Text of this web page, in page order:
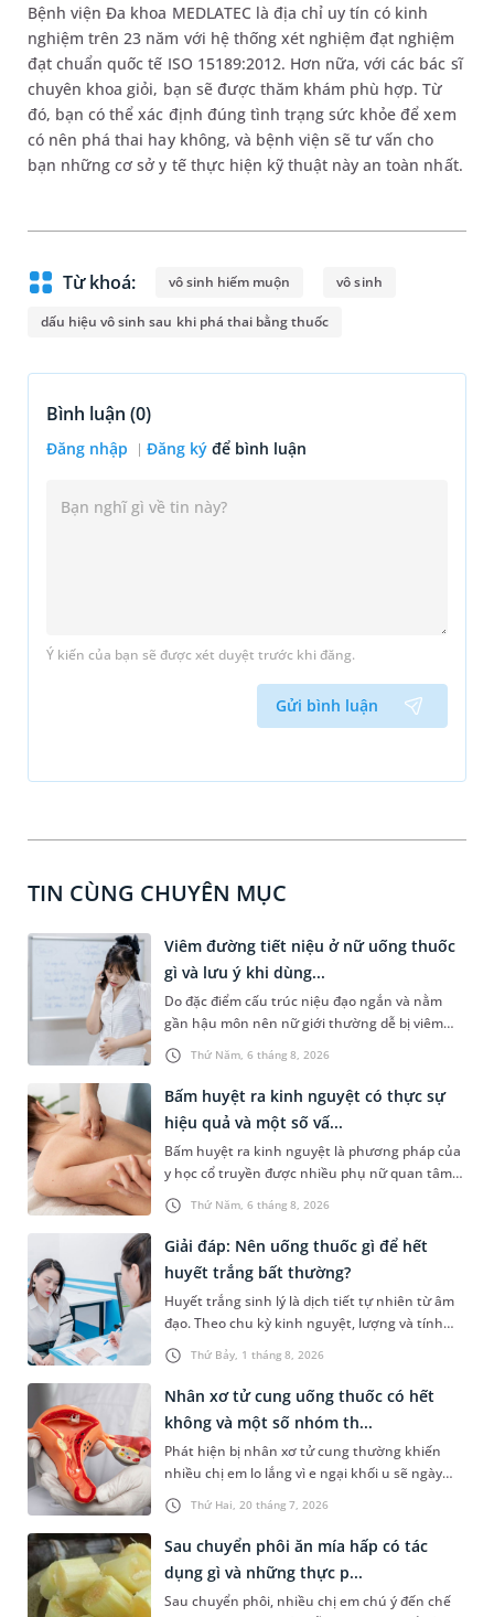
Bệnh viện Đa khoa MEDLATEC là địa chỉ uy tín có kinh
nghiệm trên 23 năm với hệ thống xét nghiệm đạt nghiệm
đạt chuẩn quốc tế ISO 15189:2012. Hơn nữa, với các bác sĩ
chuyên khoa giỏi, bạn sẽ được thăm khám phù hợp. Từ
đó, bạn có thể xác định đúng tình trạng sức khỏe để xem
có nên phá thai hay không, và bệnh viện sẽ tư vấn cho
bạn những cơ sở y tế thực hiện kỹ thuật này an toàn nhất.
Từ khoá: vô sinh hiếm muộn vô sinh
dấu hiệu vô sinh sau khi phá thai bằng thuốc
Bình luận (0)
Đăng nhập Đăng ký để bình luận
Ý kiến của bạn sẽ được xét duyệt trước khi đăng.
Gửi bình luận
TIN CÙNG CHUYÊN MỤC
Thứ Năm, 6 tháng 8, 2026
Viêm đường tiết niệu ở nữ uống thuốc
gì và lưu ý khi dùng...
Do đặc điểm cấu trúc niệu đạo ngắn và nằm
gần hậu môn nên nữ giới thường dễ bị viêm
đường tiết niệu hơn nam giới. Tùy theo nguyên
nhân, mức độ nhiễm trùng và tình trạng sức
khỏe của người bệnh, bác sĩ sẽ chỉ định các loại
thuốc phù hợp để kiểm soát bệnh hiệu quả.
Vậy viêm đường tiết niệu ở nữ uống thuốc gì và
cần lưu ý những gì trong quá trình điều trị? Hãy
cùng tìm hiểu trong bài viết dưới đây.
Thứ Năm, 6 tháng 8, 2026
Bấm huyệt ra kinh nguyệt có thực sự
hiệu quả và một số vấ...
Bấm huyệt ra kinh nguyệt là phương pháp của
y học cổ truyền được nhiều phụ nữ quan tâm
khi gặp tình trạng chậm kinh hoặc kinh nguyệt
không đều. Vậy phương pháp này có mang lại
hiệu quả như mong đợi không, thực hiện ra
sao và cần lưu ý những gì để đảm bảo an toàn?
Thứ Bảy, 1 tháng 8, 2026
Giải đáp: Nên uống thuốc gì để hết
huyết trắng bất thường?
Huyết trắng sinh lý là dịch tiết tự nhiên từ âm
đạo. Theo chu kỳ kinh nguyệt, lượng và tính
chất của dạng dịch tiết âm đạo này có thể thay
đổi. Khi mắc bệnh phụ khoa, âm đạo có thể tiết
nhiều huyết trắng bất thường kèm theo các
triệu chứng khó chịu. Tình trạng này có thể
được kiểm soát bằng một số loại thuốc. Vậy,
uống thuốc gì để hết huyết trắng và có phải cứ
ra huyết trắng thì sẽ uống thuốc hay không?
Thứ Hai, 20 tháng 7, 2026
Nhân xơ tử cung uống thuốc có hết
không và một số nhóm th...
Phát hiện bị nhân xơ tử cung thường khiến
nhiều chị em lo lắng vì e ngại khối u sẽ ngày
càng phát triển hoặc phải can thiệp phẫu
thuật. Tuy nhiên, không phải trường hợp nào
cũng cần phẫu thuật ngay. Vậy nhân xơ tử
cung uống thuốc có hết không? Thuốc có thể
làm khối u biến mất hay chỉ giúp kiểm soát
triệu chứng? Bài viết dưới đây sẽ giúp bạn hiểu
Sau chuyển phôi ăn mía hấp có tác
dụng gì và những thực p...
Sau chuyển phôi, nhiều chị em chú ý đến chế